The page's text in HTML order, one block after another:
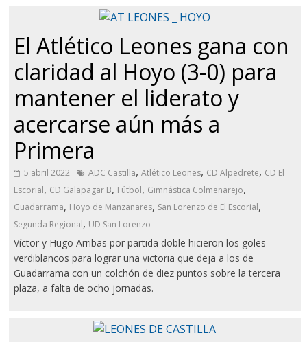
El Atlético Leones gana con
claridad al Hoyo (3-0) para
mantener el liderato y
acercarse aún más a
Primera
5 abril 2022 ADC Castilla,Atlético Leones, CD Alpedrete, CD El
Escorial, CD Galapagar B, Fútbol, Gimnástica Colmenarejo,
Guadarrama, Hoyo de Manzanares, San Lorenzo de El Escorial,
Segunda Regional, UD San Lorenzo
Víctor y Hugo Arribas por partida doble hicieron los goles
verdiblancos para lograr una victoria que deja a los de
Guadarrama con un colchón de diez puntos sobre la tercera
plaza, a falta de ocho jornadas.